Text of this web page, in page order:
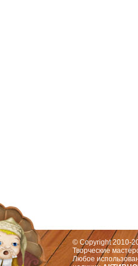
© Copyright 2010-
Творческие
Любое